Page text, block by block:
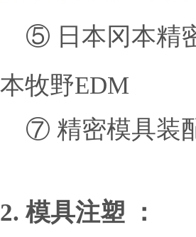
⑤ 日本冈本
本牧野EDM
⑦ 精密模具装
2. 模具注塑 ：